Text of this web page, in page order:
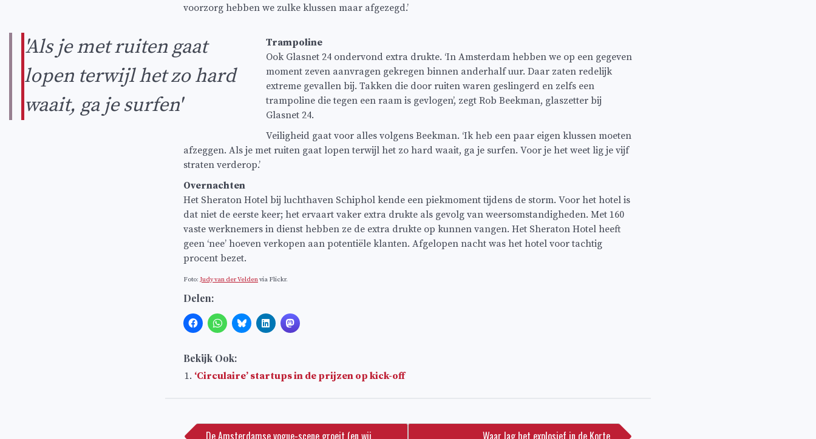
voorzorg hebben we zulke klussen maar afgezegd.’
'Als je met ruiten gaat
lopen terwijl het zo hard
waait, ga je surfen'
Trampoline
Ook Glasnet 24 ondervond extra drukte. ‘In Amsterdam hebben we op een gegeven
moment zeven aanvragen gekregen binnen anderhalf uur. Daar zaten redelijk
extreme gevallen bij. Takken die door ruiten waren geslingerd en zelfs een
trampoline die tegen een raam is gevlogen’, zegt Rob Beekman, glaszetter bij
Glasnet 24.
Veiligheid gaat voor alles volgens Beekman. ‘Ik heb een paar eigen klussen moeten
afzeggen. Als je met ruiten gaat lopen terwijl het zo hard waait, ga je surfen. Voor je het weet lig je vijf
straten verderop.’
Overnachten
Het Sheraton Hotel bij luchthaven Schiphol kende een piekmoment tijdens de storm. Voor het hotel is
dat niet de eerste keer; het ervaart vaker extra drukte als gevolg van weersomstandigheden. Met 160
vaste werknemers in dienst hebben ze de extra drukte op kunnen vangen. Het Sheraton Hotel heeft
geen ‘nee’ hoeven verkopen aan potentiële klanten. Afgelopen nacht was het hotel voor tachtig
procent bezet.
Foto: Judy van der Veldenvia Flickr.
Delen:
Bekijk Ook:
‘Circulaire’ startups in de prijzen op kick-off
navigatie
De Amsterdamse vogue-scene groeit (en wij Waar lag het explosief in de Korte